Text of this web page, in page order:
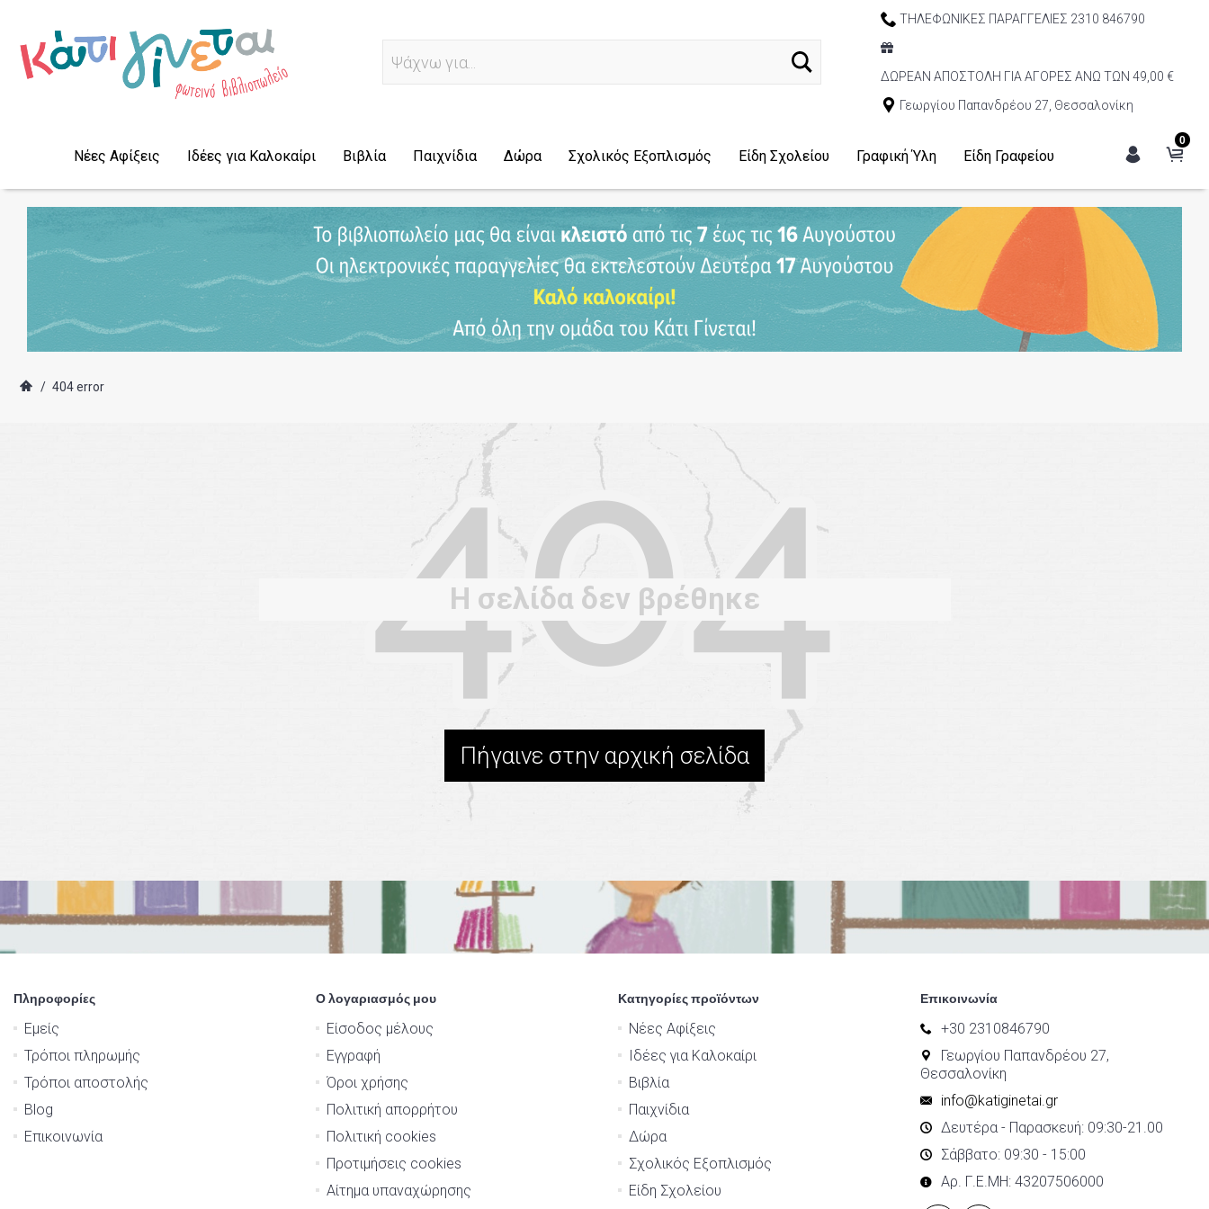
Αναζ
ΤΗΛΕΦΩΝΙΚΕΣ ΠΑΡΑΓΓΕΛΙΕΣ 2310 846790
ΔΩΡΕΑΝ ΑΠΟΣΤΟΛΗ ΓΙΑ ΑΓΟΡΕΣ ΑΝΩ ΤΩΝ 49,00 €
Γεωργίου Παπανδρέου 27, Θεσσαλονίκη
0
Νέες Αφίξεις Ιδέες για Καλοκαίρι Βιβλία Παιχνίδια Δώρα Σχολικός Εξοπλισμός Είδη Σχολείου Γραφική Ύλη Είδη Γραφείου
/ 404 error
Η σελίδα δεν βρέθηκε
Πήγαινε στην αρχική σελίδα
Πληροφορίες
Εμείς
Τρόποι πληρωμής
Τρόποι αποστολής
Blog
Επικοινωνία
Ο λογαριασμός μου
Είσοδος μέλους
Εγγραφή
Όροι χρήσης
Πολιτική απορρήτου
Πολιτική cookies
Προτιμήσεις cookies
Αίτημα υπαναχώρησης
Κατηγορίες προϊόντων
Νέες Αφίξεις
Ιδέες για Καλοκαίρι
Βιβλία
Παιχνίδια
Δώρα
Σχολικός Εξοπλισμός
Είδη Σχολείου
Επικοινωνία
+30 2310846790
Γεωργίου Παπανδρέου 27,
Θεσσαλονίκη
info@katiginetai.gr
Δευτέρα - Παρασκευή: 09:30-21.00
Σάββατο: 09:30 - 15:00
Αρ. Γ.Ε.ΜΗ: 43207506000